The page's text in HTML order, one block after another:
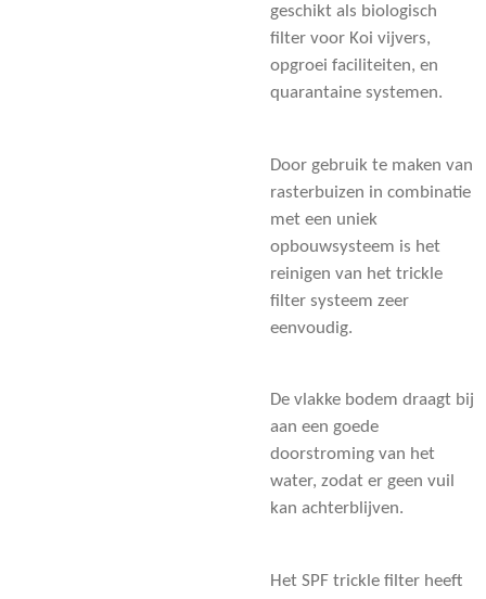
geschikt als biologisch
filter voor Koi vijvers,
opgroei faciliteiten, en
quarantaine systemen.
Door gebruik te maken van
rasterbuizen in combinatie
met een uniek
opbouwsysteem is het
reinigen van het trickle
filter systeem zeer
eenvoudig.
De vlakke bodem draagt bij
aan een goede
doorstroming van het
water, zodat er geen vuil
kan achterblijven.
Het SPF trickle filter heeft